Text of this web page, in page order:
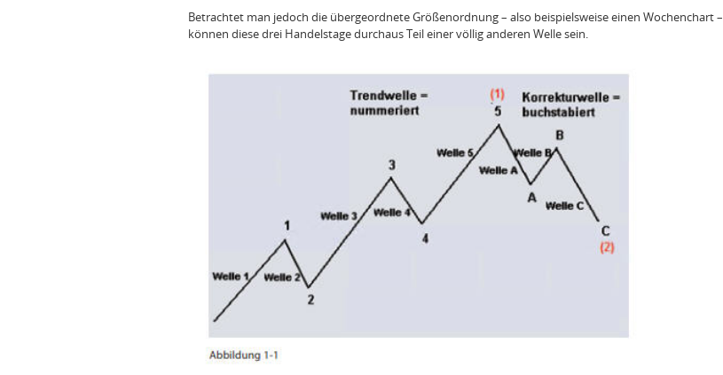
Betrachtet man jedoch die übergeordnete Größenordnung – also beispielsweise einen Wochenchart –
können diese drei Handelstage durchaus Teil einer völlig anderen Welle sein.